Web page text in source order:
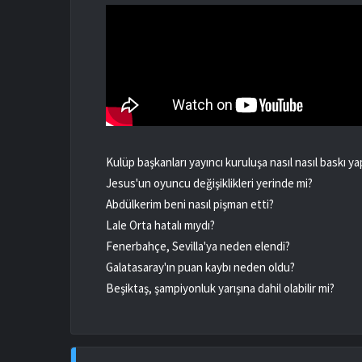
Kulüp başkanları yayıncı kuruluşa nasıl nasıl baskı
Jesus'un oyuncu değişiklikleri yerinde mi?
Abdülkerim beni nasıl pişman etti?
Lale Orta hatalı mıydı?
Fenerbahçe, Sevilla'ya neden elendi?
Galatasaray'ın puan kaybı neden oldu?
Beşiktaş, şampiyonluk yarışına dahil olabilir mi?